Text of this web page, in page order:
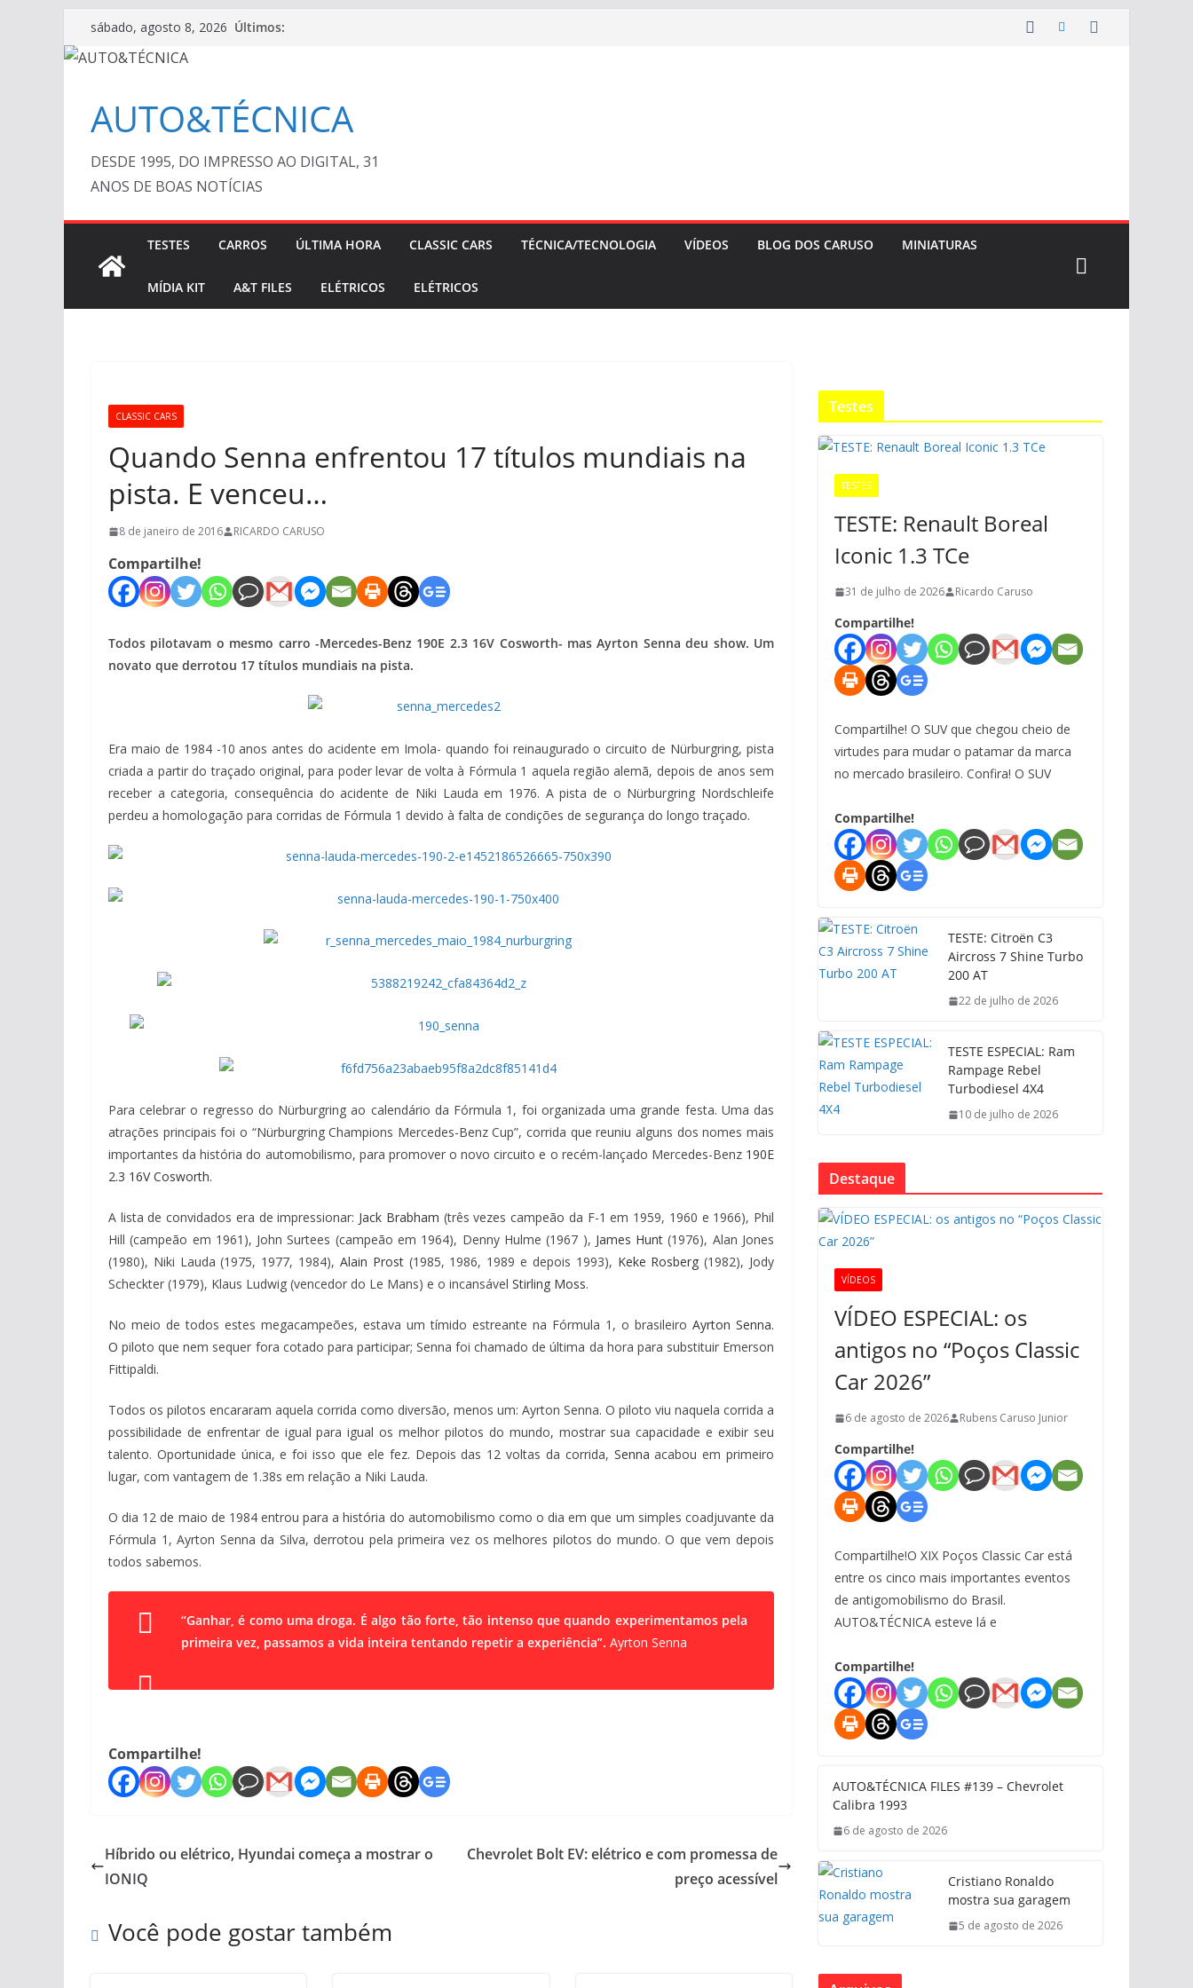
Pular
para
sábado, agosto 8, 2026 Últimos:
AUTO&TÉCNICA
DESDE 1995, DO IMPRESSO AO DIGITAL, 31
ANOS DE BOAS NOTÍCIAS
TESTES CARROS ÚLTIMA HORA CLASSIC CARS TÉCNICA/TECNOLOGIA VÍDEOS BLOG DOS CARUSO MINIATURAS
MÍDIA KIT A&T FILES ELÉTRICOS ELÉTRICOS
CLASSIC CARS
Quando Senna enfrentou 17 títulos mundiais na
pista. E venceu…
8 de janeiro de 2016 RICARDO CARUSO
Compartilhe!
Todos pilotavam o mesmo carro -Mercedes-Benz 190E 2.3 16V Cosworth- mas Ayrton Senna deu show. Um
novato que derrotou 17 títulos mundiais na pista.
Era maio de 1984 -10 anos antes do acidente em Imola- quando foi reinaugurado o circuito de Nürburgring, pista
criada a partir do traçado original, para poder levar de volta à Fórmula 1 aquela região alemã, depois de anos sem
receber a categoria, consequência do acidente de Niki Lauda em 1976. A pista de o Nürburgring Nordschleife
perdeu a homologação para corridas de Fórmula 1 devido à falta de condições de segurança do longo traçado.
Para celebrar o regresso do Nürburgring ao calendário da Fórmula 1, foi organizada uma grande festa. Uma das
atrações principais foi o “Nürburgring Champions Mercedes-Benz Cup”, corrida que reuniu alguns dos nomes mais
importantes da história do automobilismo, para promover o novo circuito e o recém-lançado Mercedes-Benz 190E
2.3 16V Cosworth.
A lista de convidados era de impressionar: Jack Brabham (três vezes campeão da F-1 em 1959, 1960 e 1966), Phil
Hill (campeão em 1961), John Surtees (campeão em 1964), Denny Hulme (1967 ), James Hunt (1976), Alan Jones
(1980), Niki Lauda (1975, 1977, 1984), Alain Prost(1985, 1986, 1989 e depois 1993), Keke Rosberg (1982), Jody
Scheckter (1979), Klaus Ludwig (vencedor do Le Mans) e o incansável Stirling Moss.
No meio de todos estes megacampeões, estava um tímido estreante na Fórmula 1, o brasileiro Ayrton Senna.
O piloto que nem sequer fora cotado para participar; Senna foi chamado de última da hora para substituir Emerson
Fittipaldi.
Todos os pilotos encararam aquela corrida como diversão, menos um: Ayrton Senna. O piloto viu naquela corrida a
possibilidade de enfrentar de igual para igual os melhor pilotos do mundo, mostrar sua capacidade e exibir seu
talento. Oportunidade única, e foi isso que ele fez. Depois das 12 voltas da corrida, Senna acabou em primeiro
lugar, com vantagem de 1.38s em relação a Niki Lauda.
O dia 12 de maio de 1984 entrou para a história do automobilismo como o dia em que um simples coadjuvante da
Fórmula 1, Ayrton Senna da Silva, derrotou pela primeira vez os melhores pilotos do mundo. O que vem depois
todos sabemos.
“Ganhar, é como uma droga. É algo tão forte, tão intenso que quando experimentamos pela
primeira vez, passamos a vida inteira tentando repetir a experiência”. Ayrton Senna
Compartilhe!
Híbrido ou elétrico, Hyundai começa a mostrar o
IONIQ
Chevrolet Bolt EV: elétrico e com promessa de
preço acessível
Você pode gostar também
Testes
TESTES
TESTE: Renault Boreal
Iconic 1.3 TCe
31 de julho de 2026 Ricardo Caruso
Compartilhe!
Compartilhe! O SUV que chegou cheio de
virtudes para mudar o patamar da marca
no mercado brasileiro. Confira! O SUV
Compartilhe!
TESTE: Citroën C3
Aircross 7 Shine Turbo
200 AT
22 de julho de 2026
TESTE ESPECIAL: Ram
Rampage Rebel
Turbodiesel 4X4
10 de julho de 2026
Destaque
VÍDEOS
VÍDEO ESPECIAL: os
antigos no “Poços Classic
Car 2026”
6 de agosto de 2026 Rubens Caruso Junior
Compartilhe!
Compartilhe!O XIX Poços Classic Car está
entre os cinco mais importantes eventos
de antigomobilismo do Brasil.
AUTO&TÉCNICA esteve lá e
Compartilhe!
AUTO&TÉCNICA FILES #139 – Chevrolet
Calibra 1993
6 de agosto de 2026
Cristiano Ronaldo
mostra sua garagem
5 de agosto de 2026